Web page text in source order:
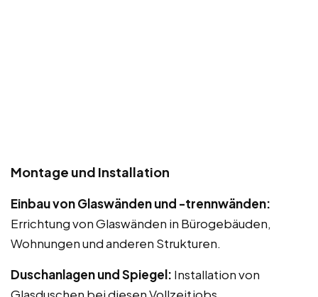
Montage und Installation
Einbau von Glaswänden und -trennwänden:
Errichtung von Glaswänden in Bürogebäuden,
Wohnungen und anderen Strukturen.
Duschanlagen und Spiegel: Installation von
Glasduschen bei diesen Vollzeitjobs,